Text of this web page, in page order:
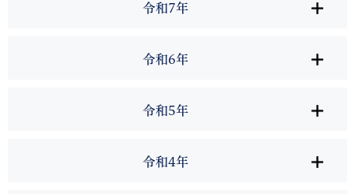
令和7年
令和6年
令和5年
令和4年